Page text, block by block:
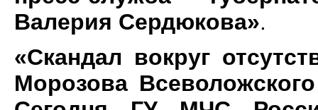
Валерия Сердюкова».
«Скандал вокруг
Морозова